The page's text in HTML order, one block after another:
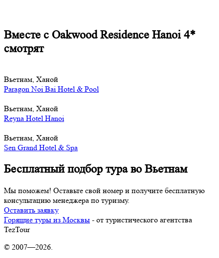
Вместе с Oakwood Residence Hanoi 4*
смотрят
Вьетнам, Ханой
Paragon Noi Bai Hotel & Pool
Вьетнам, Ханой
Reyna Hotel Hanoi
Вьетнам, Ханой
Sen Grand Hotel & Spa
Бесплатный подбор тура во Вьетнам
Мы поможем! Оставьте свой номер и получите бесплатную
консультацию менеджера по туризму.
Оставить заявку
Горящие туры из Москвы - от туристического агентства
TezTour
© 2007—2026.